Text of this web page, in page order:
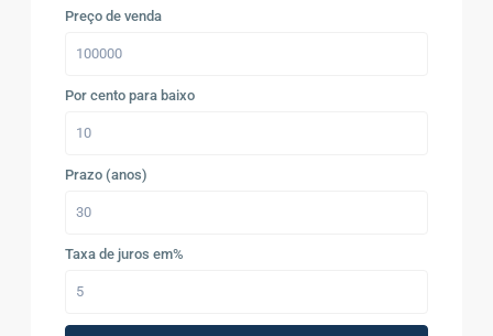
Preço de venda
Por cento para baixo
Prazo (anos)
Taxa de juros em%